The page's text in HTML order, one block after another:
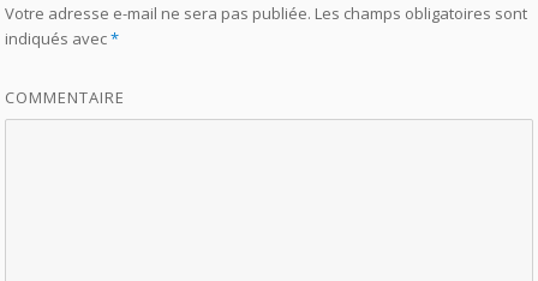
Votre adresse e-mail ne sera pas publiée. Les champs obligatoires sont
indiqués avec*
COMMENTAIRE